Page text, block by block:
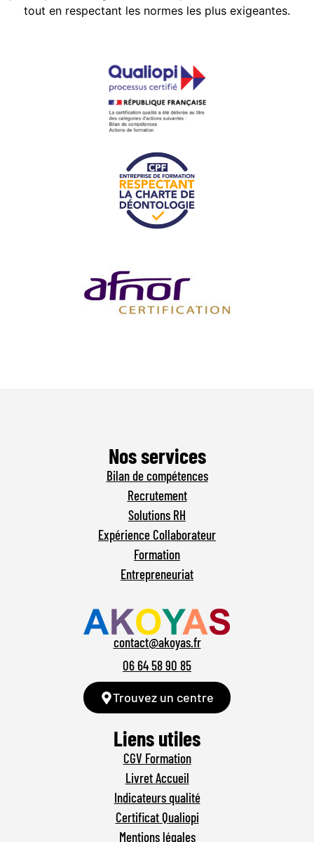
tout en respectant les normes les plus exigeantes.
Nos services
Bilan de compétences
Recrutement
Solutions RH
Expérience Collaborateur
Formation
Entrepreneuriat
contact@akoyas.fr
06 64 58 90 85
Trouvez un centre
Liens utiles
CGV Formation
Livret Accueil
Indicateurs qualité
Certificat Qualiopi
Mentions légales